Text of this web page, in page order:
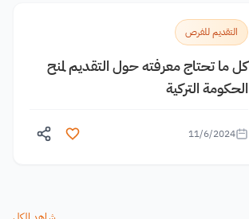
التقديم للفرص
كل ما تحتاج معرفته حول التقديم لمنح
الحكومة التركية
11/6/2024